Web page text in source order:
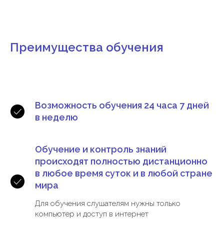
Преимущества обучения
Возможность обучения 24 часа 7 дней
в неделю
Обучение и контроль знаний
происходят полностью дистанционно
в любое время суток и в любой стране
мира
Для обучения слушателям нужны только
компьютер и доступ в интернет